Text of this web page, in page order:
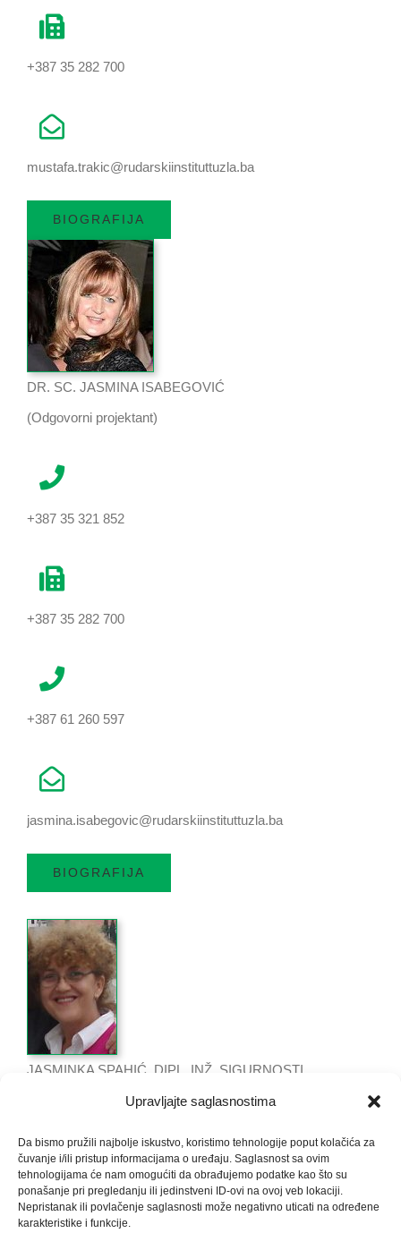
Upravljajte saglasnostima
Da bismo pružili najbolje iskustvo, koristimo tehnologije poput kolačića za
čuvanje i/ili pristup informacijama o uređaju. Saglasnost sa ovim
tehnologijama će nam omogućiti da obrađujemo podatke kao što su
ponašanje pri pregledanju ili jedinstveni ID-ovi na ovoj veb lokaciji.
Nepristanak ili povlačenje saglasnosti može negativno uticati na određene
karakteristike i funkcije.
+387 35 282 700
mustafa.trakic@rudarskiinstituttuzla.ba
BIOGRAFIJA
DR. SC. JASMINA ISABEGOVIĆ
(Odgovorni projektant)
+387 35 321 852
+387 35 282 700
+387 61 260 597
jasmina.isabegovic@rudarskiinstituttuzla.ba
BIOGRAFIJA
JASMINKA SPAHIĆ, DIPL. INŽ. SIGURNOSTI
+387 35 321 841